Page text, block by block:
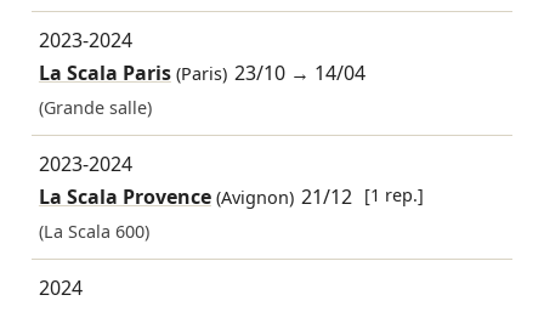
2023-2024
La Scala Paris(Paris) 23/10 → 14/04
(Grande salle)
2023-2024
La Scala Provence(Avignon) 21/12 [1 rep.]
(La Scala 600)
2024